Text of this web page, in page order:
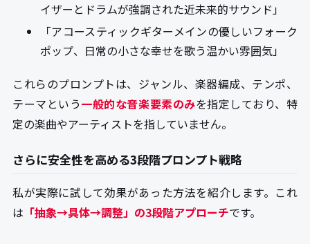
イザーとドラムが強調された近未来的サウンド」
「アコースティックギターメインの優しいフォーク
ポップ、日常の小さな幸せを歌う温かい雰囲気」
これらのプロンプトは、ジャンル、楽器編成、テンポ、
テーマという一般的な音楽要素のみを指定しており、特
定の楽曲やアーティストを指していません。
さらに安全性を高める3段階プロンプト戦略
私が実際に試して効果があった方法を紹介します。これ
は 「抽象→具体→調整」の3段階アプローチです。